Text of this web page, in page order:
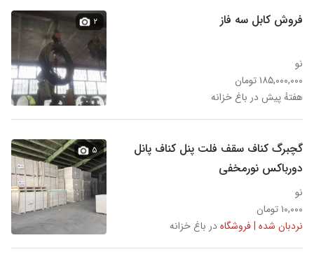
فروش کابل سه فاز
نو
۱۸۵,۰۰۰,۰۰۰ تومان
هفتهٔ پیش در باغ خزانه
۲
گچبرگ کناف سقف فلت پنل کناف پانل
دورباکس نورمخفی
نو
۱۰,۰۰۰ تومان
نردبان شده | فروشگاهدر باغ خزانه
۵